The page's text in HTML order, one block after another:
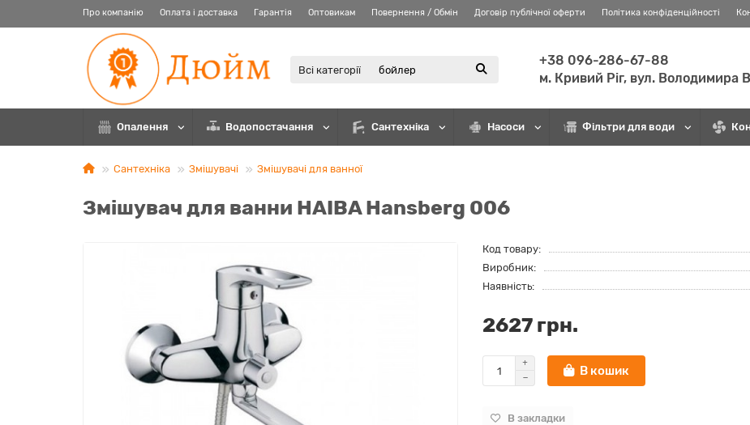
Про компанію Оплата і доставка Гарантія Оптовикам Повернення / Обмін Договір публічної оферти Політика конфіденційності
Всі категорії
+38 096-286-67-88
м. Кривий Ріг, вул. Володимира
Опалення Водопостачання Сантехніка Насоси Фільтри для води
Сантехніка Змішувачі Змішувачі для ванної
Змішувач для ванни HAIBA Hansberg 006
Код товару:
Виробник:
Наявність:
2627 грн.
В кошик
В закладки